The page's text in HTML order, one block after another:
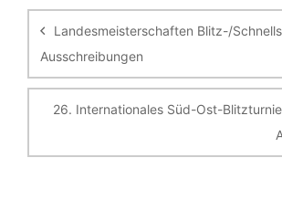
Landesmeisterschaften Blitz-/
Ausschreibungen
26. Internationales Süd-Ost-